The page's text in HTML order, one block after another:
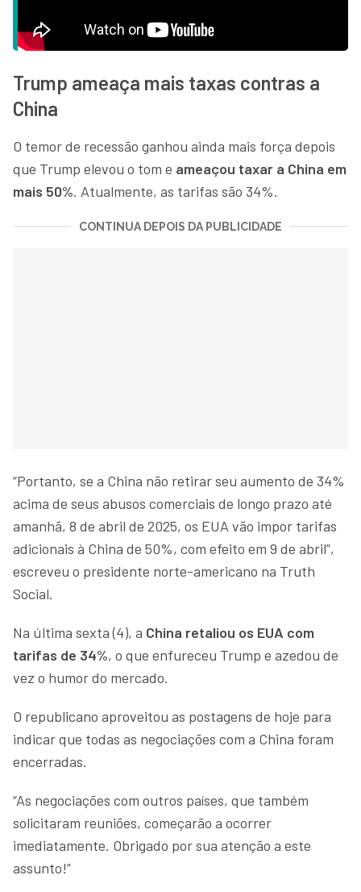
Trump ameaça mais taxas contras a
China
O temor de recessão ganhou ainda mais força depois
que Trump elevou o tom e ameaçou taxar a China em
mais 50%. Atualmente, as tarifas são 34%.
CONTINUA DEPOIS DA PUBLICIDADE
“Portanto, se a China não retirar seu aumento de 34%
acima de seus abusos comerciais de longo prazo até
amanhã, 8 de abril de 2025, os EUA vão impor tarifas
adicionais à China de 50%, com efeito em 9 de abril”,
escreveu o presidente norte-americano na Truth
Social.
Na última sexta (4), a China retaliou os EUA com
tarifas de 34%, o que enfureceu Trump e azedou de
vez o humor do mercado.
O republicano aproveitou as postagens de hoje para
indicar que todas as negociações com a China foram
encerradas.
“As negociações com outros países, que também
solicitaram reuniões, começarão a ocorrer
imediatamente. Obrigado por sua atenção a este
assunto!”